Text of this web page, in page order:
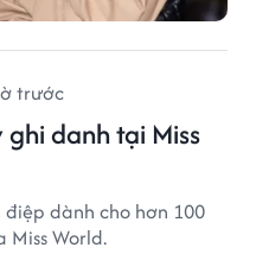
trước
danh tại Miss
dành cho hơn 100
World.